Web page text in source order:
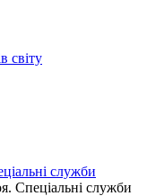
світу
служби
Спеціальні служби